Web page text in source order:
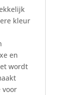
kleur
en
wordt
voor